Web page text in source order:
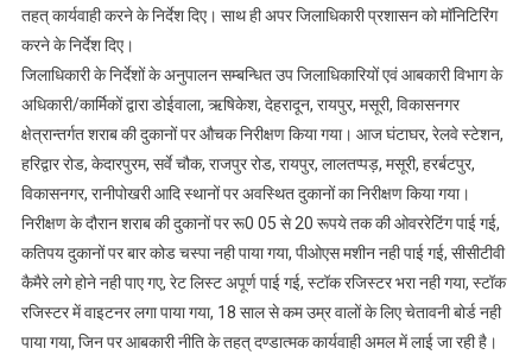
शराब
पर
औचक
निरीक्षण
तहत् कार्यवाही करने के निर्देश दिए। साथ ही अपर जिलाधिकारी प्रशासन को मॉनिटिरिंग
करने के निर्देश दिए।
जिलाधिकारी के निर्देशों के अनुपालन सम्बन्धित उप जिलाधिकारियों एवं आबकारी विभाग के
अधिकारी/कार्मिकों द्वारा डोईवाला, ऋषिकेश, देहरादून, रायपुर, मसूरी, विकासनगर
क्षेत्रान्तर्गत शराब की दुकानों पर औचक निरीक्षण किया गया। आज घंटाघर, रेलवे स्टेशन,
हरिद्वार रोड, केदारपुरम, सर्वे चौक, राजपुर रोड, रायपुर, लालतप्पड़, मसूरी, हरर्बटपुर,
विकासनगर, रानीपोखरी आदि स्थानों पर अवस्थित दुकानों का निरीक्षण किया गया।
निरीक्षण के दौरान शराब की दुकानों पर रू0 05 से 20 रूपये तक की ओवररेटिंग पाई गई,
कतिपय दुकानों पर बार कोड चस्पा नही पाया गया, पीओएस मशीन नही पाई गई, सीसीटीवी
कैमैरे लगे होने नही पाए गए, रेट लिस्ट अपूर्ण पाई गई, स्टॉक रजिस्टर भरा नही गया, स्टॉक
रजिस्टर में वाइटनर लगा पाया गया, 18 साल से कम उम्र वालों के लिए चेतावनी बोर्ड नही
पाया गया, जिन पर आबकारी नीति के तहत् दण्डात्मक कार्यवाही अमल में लाई जा रही है।